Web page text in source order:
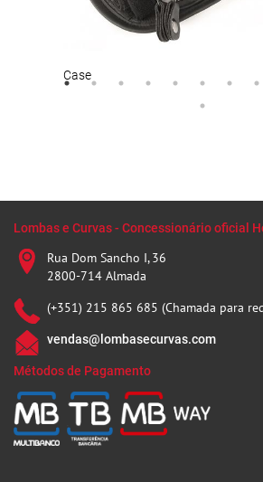
Case
Lombas e Curvas - Concessionário oficial
Rua Dom Sancho I, 36
2800-714 Almada
(+351) 215 865 685 (Chamada para
vendas@lombasecurvas.com
Métodos de Pagamento